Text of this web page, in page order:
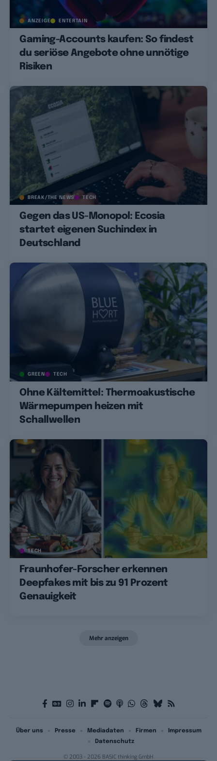
ANZEIGE ENTERTAIN
Gaming-Accounts kaufen: So findest
du seriöse Angebote ohne unnötige
Risiken
BREAK/THE NEWS TECH
Gegen das US-Monopol: Ecosia
startet eigenen Suchindex in
Deutschland
GREEN TECH
Ohne Kältemittel: Thermoakustische
Wärmepumpen heizen mit
Schallwellen
TECH
Fraunhofer-Forscher erkennen
Deepfakes mit bis zu 91 Prozent
Genauigkeit
Mehr anzeigen
© 2003 - 2026 BASIC thinking GmbH
Über uns Presse Mediadaten Firmen
Impressum
Datenschutz